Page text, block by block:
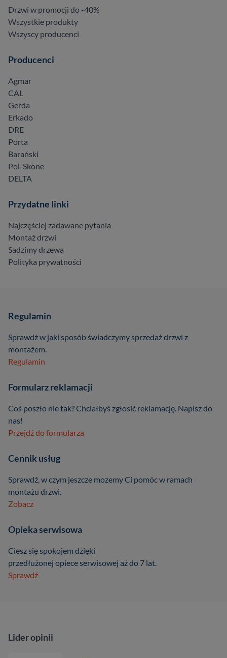
Drzwi w promocji do -40%
Wszystkie produkty
Wszyscy producenci
Producenci
Agmar
CAL
Gerda
Erkado
DRE
Porta
Barański
Pol-Skone
DELTA
Przydatne linki
Najczęściej zadawane pytania
Montaż drzwi
Sadzimy drzewa
Polityka prywatności
Regulamin
Sprawdź w jaki sposób świadczymy sprzedaż drzwi z
montażem.
Regulamin
Formularz reklamacji
Coś poszło nie tak? Chciałbyś zgłosić reklamację. Napisz do
nas!
Przejdź do formularza
Cennik usług
Sprawdź, w czym jeszcze mozemy Ci pomóc w ramach
montażu drzwi.
Zobacz
Opieka serwisowa
Ciesz się spokojem dzięki
przedłużonej opiece serwisowej aż do 7 lat.
Sprawdź
Lider opinii